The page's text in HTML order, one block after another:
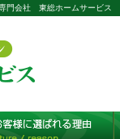
門会社 東総ホームサービス